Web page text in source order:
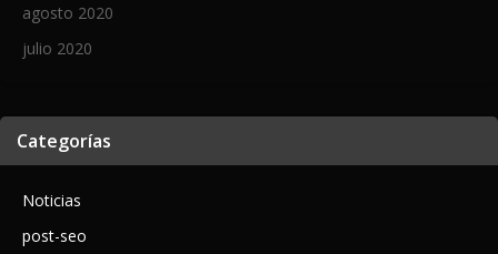
agosto 2020
julio 2020
Categorías
Noticias
post-seo